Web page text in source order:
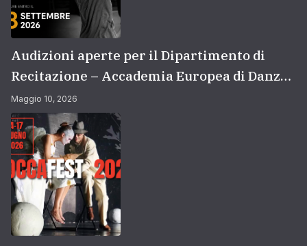
Audizioni aperte per il Dipartimento di
Recitazione – Accademia Europea di Danza
(2026/2027) | Scuola di recitazione a Roma
Maggio 10, 2026